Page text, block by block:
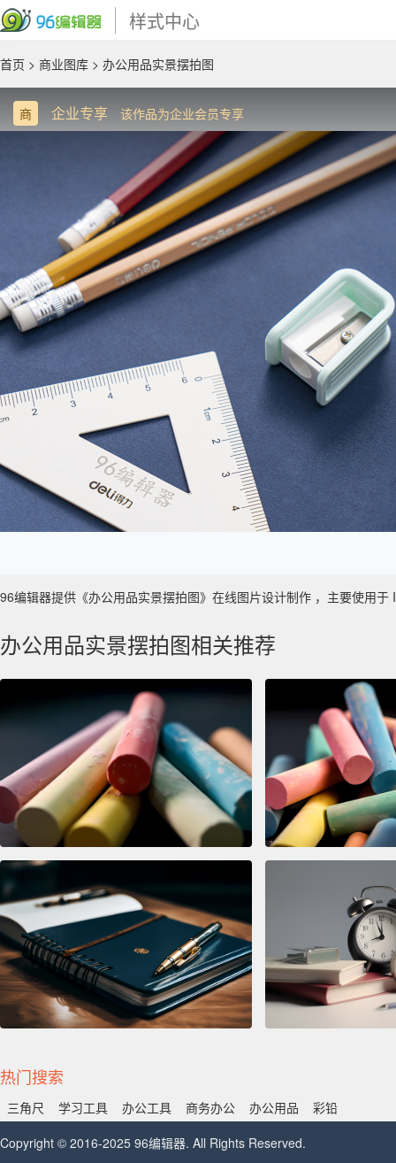
样式中心
首页 > 商业图库 > 办公用品实景摆拍图
商 企业专享 该作品为企业会员专享
96编辑器提供《办公用品实景摆拍图》在线图片设计制作 ，主要使用
办公用品实景摆拍图相关推荐
热门搜索
三角尺 学习工具 办公工具 商务办公 办公用品
彩铅
Copyright © 2016-2025 96编辑器. All Rights Reserved.